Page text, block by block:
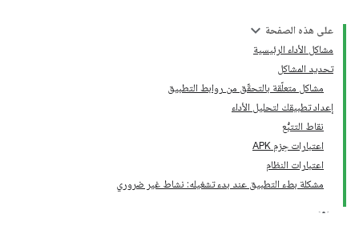
على هذه الصفحة
مشاكل الأداء الرئيسية
تحديد المشاكل
مشاكل متعلّقة بالتحقّق من روابط التطبيق
إعداد تطبيقك لتحليل الأداء
نقاط التتبُّع
اعتبارات حِزم APK
اعتبارات النظام
مشكلة بطء التطبيق عند بدء تشغيله: نشاط غير ضروري